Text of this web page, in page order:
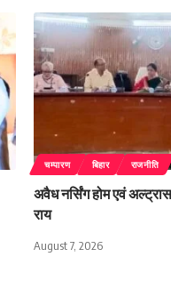
चम्पारण बिहार राजनीति
अवैध नर्सिंग होम एवं
राय
August 7, 2026